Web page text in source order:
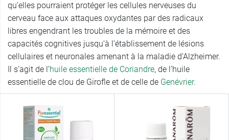
qu’elles pourraient protéger les cellules nerveuses du
cerveau face aux attaques oxydantes par des radicaux
libres engendrant les troubles de la mémoire et des
capacités cognitives jusqu’à l’établissement de lésions
cellulaires et neuronales amenant à la maladie d’Alzheimer.
Il s’agit de l’huile essentielle de Coriandre, de l’huile
essentielle de clou de Girofle et de celle de Genévrier.